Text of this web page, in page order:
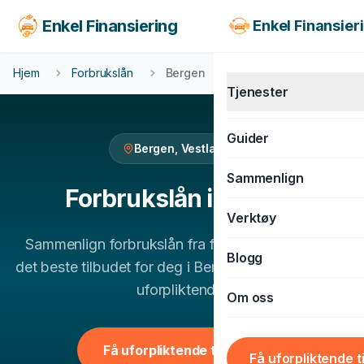
Enkel Finansiering Enkel
Tjenester
MC-lån
BOLIG & LIVSSTIL
Guider
Sammenlign
Verktøy
Blogg
Om oss
Få uforpliktende
Hjem Forbrukslån Bergen
Bergen Vestlandet
Forbrukslån i
Sammenlign forbrukslån fra flere banker og finn
det beste tilbudet for deg i Bergen. 100% gratis og
uforpliktende.
Få uforpliktende tilbud